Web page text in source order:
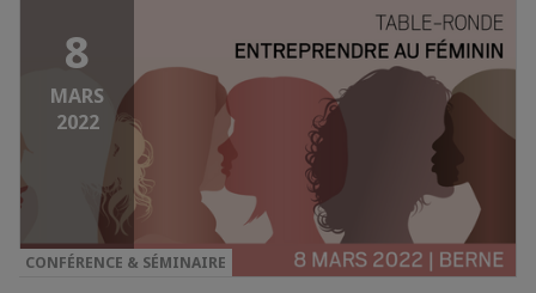
8
MARS
2022
CONFÉRENCE & SÉMINAIRE